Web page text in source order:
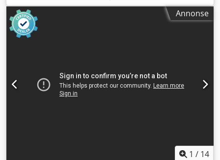
Høyde: 3 000 mm Lengde: 6 570 mm Motoreffekt: 7,5 hk
(5,5 kW) Motorspenning: 3 x 400 V Sagbladdiameter: 300
mm Skjærelengde: 5 300 mm Skjæredybde: 80 mm Digitalt
display for horisontale og vertikale kutt Dksdpoud Sk Sofx
Annonse
1 / 14